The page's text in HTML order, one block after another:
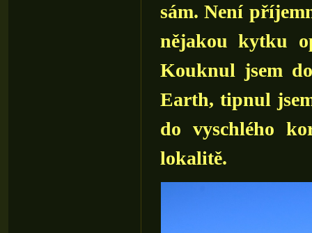
sám. Není
nějakou kytku
Kouknul jsem
Earth, tipnul
do vyschlého
lokalitě.